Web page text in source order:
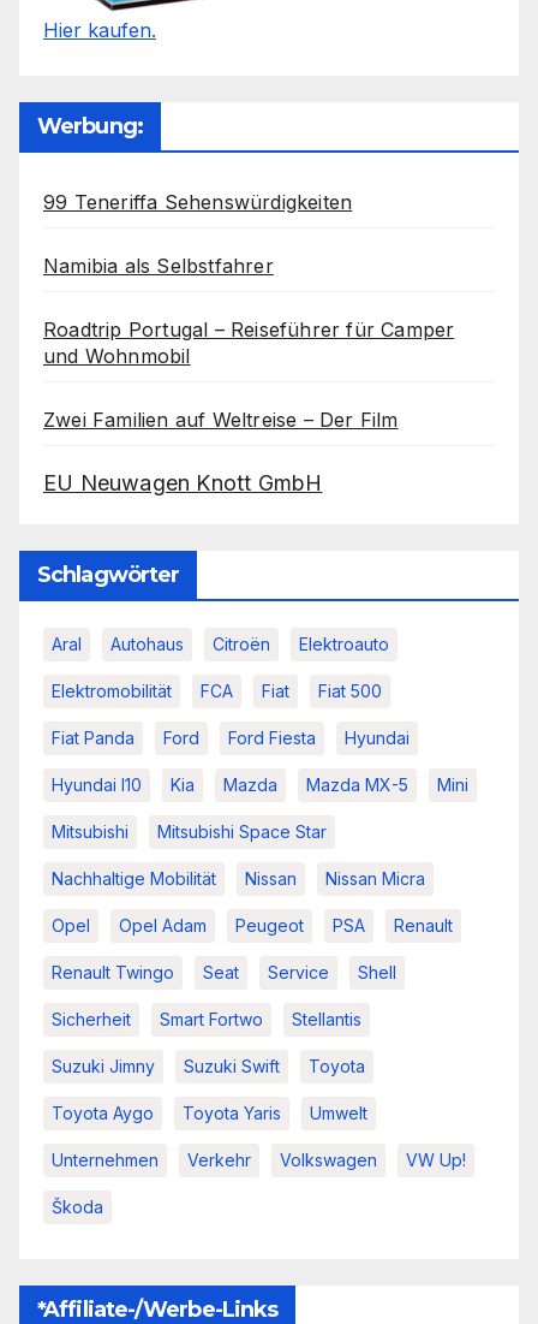
Hier kaufen.
Werbung:
99 Teneriffa Sehenswürdigkeiten
Namibia als Selbstfahrer
Roadtrip Portugal – Reiseführer für Camper
und Wohnmobil
Zwei Familien auf Weltreise – Der Film
EU Neuwagen Knott GmbH
Schlagwörter
Aral Autohaus Citroën Elektroauto
Elektromobilität FCA Fiat Fiat 500
Fiat Panda Ford Ford Fiesta Hyundai
Hyundai I10 Kia Mazda Mazda MX-5 Mini
Mitsubishi Mitsubishi Space Star
Nachhaltige Mobilität Nissan Nissan Micra
Opel Opel Adam Peugeot PSA Renault
Renault Twingo Seat Service Shell
Sicherheit Smart Fortwo Stellantis
Suzuki Jimny Suzuki Swift Toyota
Toyota Aygo Toyota Yaris Umwelt
Unternehmen Verkehr Volkswagen VW Up!
Škoda
*Affiliate-/Werbe-Links